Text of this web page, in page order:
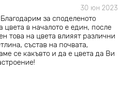
30 юн 2023
за споделеното
цвета в началото е един, после
това на цвета влияят различни
състав на почвата,
се какъвто и да е цвета да Ви